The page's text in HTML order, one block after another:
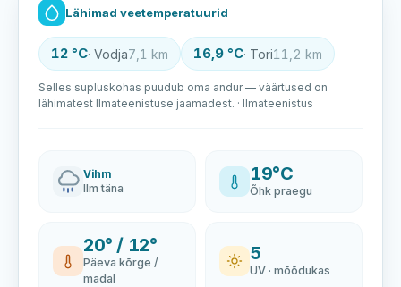
Lähimad veetemperatuurid
12 °C· Vodja7,1 km 16,9 °C· Tori11,2 km
Selles supluskohas puudub oma andur — väärtused on
lähimatest Ilmateenistuse jaamadest. · Ilmateenistus
Vihm
Ilm täna
19°C
Õhk praegu
20° / 12°
Päeva kõrge /
madal
5
UV · mõõdukas